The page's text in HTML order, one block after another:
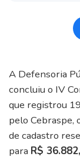
A Defensoria
concluiu o IV
que registrou
pelo Cebraspe,
de cadastro
para R$